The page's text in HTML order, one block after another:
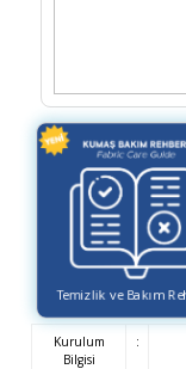
Temizlik ve Bakım
Kurulum
Bilgisi
: